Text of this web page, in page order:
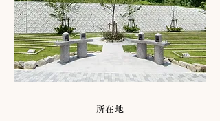
所在地